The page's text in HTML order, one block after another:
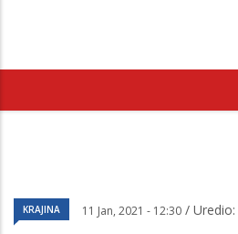
KRAJINA 11 Jan, 2021 - 12:30 / Uredio: